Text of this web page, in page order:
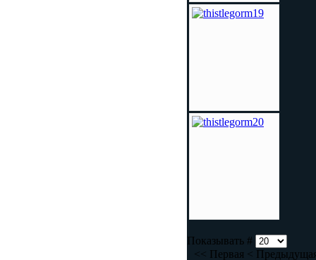
Показывать #
<< Первая <